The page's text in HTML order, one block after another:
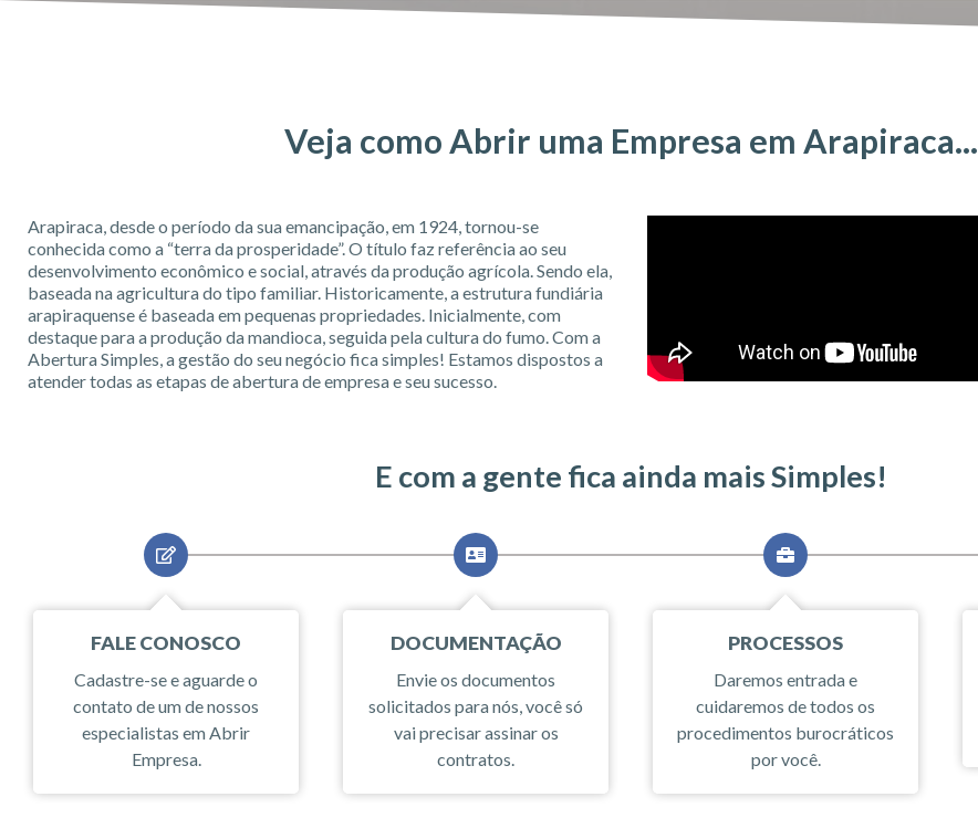
Veja como Abrir uma Empresa em Arapiraca...
Arapiraca, desde o período da sua emancipação, em 1924, tornou-se
conhecida como a “terra da prosperidade”. O título faz referência ao seu
desenvolvimento econômico e social, através da produção agrícola. Sendo ela,
baseada na agricultura do tipo familiar. Historicamente, a estrutura fundiária
arapiraquense é baseada em pequenas propriedades. Inicialmente, com
destaque para a produção da mandioca, seguida pela cultura do fumo. Com a
Abertura Simples, a gestão do seu negócio fica simples! Estamos dispostos a
atender todas as etapas de abertura de empresa e seu sucesso.
E com a gente fica ainda mais Simples!
FALE CONOSCO
Cadastre-se e aguarde o
contato de um de nossos
especialistas em Abrir
Empresa.
DOCUMENTAÇÃO
Envie os documentos
solicitados para nós, você só
vai precisar assinar os
contratos.
PROCESSOS
Daremos entrada e
cuidaremos de todos os
procedimentos burocráticos
por você.